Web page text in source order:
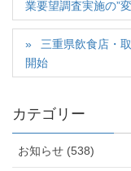
業要望調査実施の”
三重県飲食店・
開始
カテゴリー
お知らせ (538)